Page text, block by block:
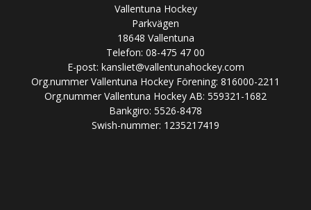
Vallentuna Hockey
Parkvägen
18648 Vallentuna
Telefon: 08-475 47 00
E-post: kansliet@vallentunahockey.com
Org.nummer Vallentuna Hockey Förening: 816000-2211
Org.nummer Vallentuna Hockey AB: 559321-1682
Bankgiro: 5526-8478
Swish-nummer: 1235217419